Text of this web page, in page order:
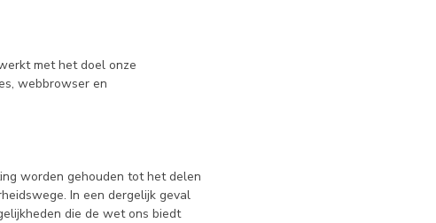
met het doel onze
webbrowser en
worden gehouden tot het delen
In een dergelijk geval
die de wet ons biedt